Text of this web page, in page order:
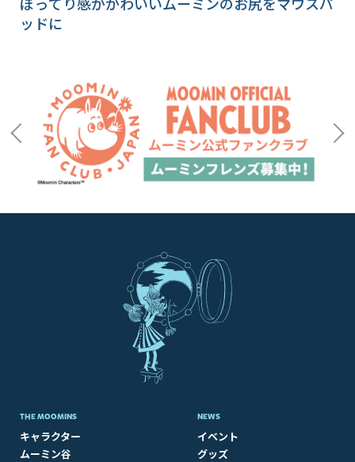
ッドに
THE MOOMINS
キャラクター
ムーミン谷
NEWS
イベント
グッズ